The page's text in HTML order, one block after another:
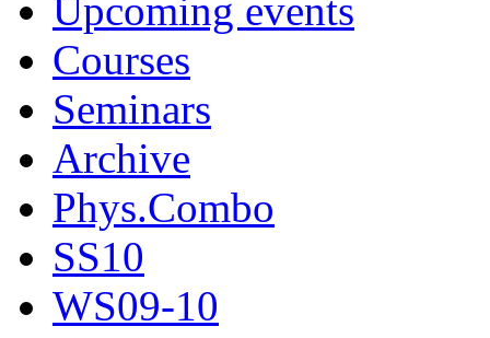
Upcoming events
Courses
Seminars
Archive
Phys.Combo
SS10
WS09-10